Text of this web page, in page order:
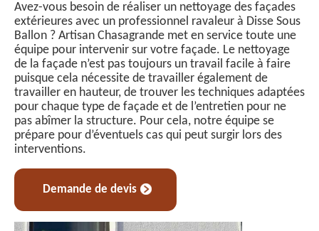
Avez-vous besoin de réaliser un nettoyage des façades
extérieures avec un professionnel ravaleur à Disse Sous
Ballon ? Artisan Chasagrande met en service toute une
équipe pour intervenir sur votre façade. Le nettoyage
de la façade n’est pas toujours un travail facile à faire
puisque cela nécessite de travailler également de
travailler en hauteur, de trouver les techniques adaptées
pour chaque type de façade et de l’entretien pour ne
pas abîmer la structure. Pour cela, notre équipe se
prépare pour d’éventuels cas qui peut surgir lors des
interventions.
Demande de devis